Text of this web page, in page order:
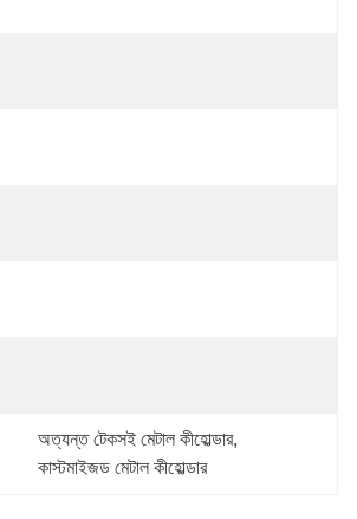
অত্যন্ত টেকসই মেটাল কীহোল্ডার,
কাস্টমাইজড মেটাল কীহোল্ডার